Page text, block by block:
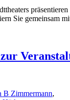
Sie gemeinsam
B Zimmermann,